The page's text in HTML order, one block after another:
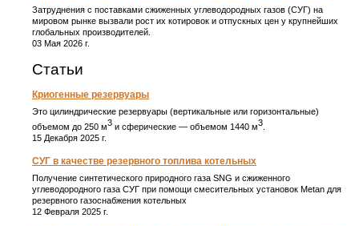
Затруднения с поставками сжиженных углеводородных газов (СУГ) на
мировом рынке вызвали рост их котировок и отпускных цен у крупнейших
глобальных производителей.
03 Мая 2026 г.
Статьи
Криогенные резервуары
Это цилиндрические резервуары (вертикальные или горизонтальные)
объемом до 250 м3 и сферические ― объемом 1440 м3
15 Декабря 2025 г.
СУГ в качестве резервного топлива котельных
Получение синтетического природного газа SNG и сжиженного
углеводородного газа СУГ при помощи смесительных установок Metan для
резервного газоснабжения котельных
12 Февраля 2025 г.